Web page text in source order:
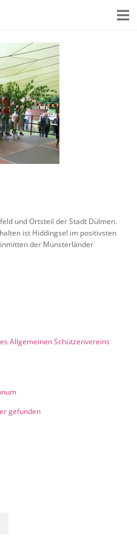
und Ortsteil der Stadt Dülmen.
ist Hiddingsel im positivsten
der Münsterländer
Allgemeinen Schützenvereins
gefunden